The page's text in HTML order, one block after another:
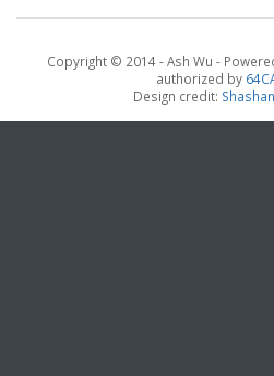
Copyright © 2014 - Ash Wu -
authorized by
Design credit: